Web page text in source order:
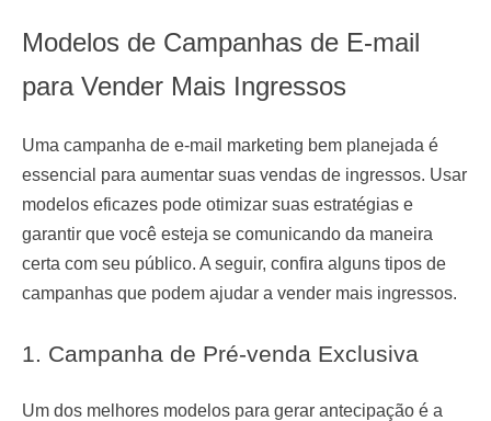
Modelos de Campanhas de E-mail
para Vender Mais Ingressos
Uma campanha de e-mail marketing bem planejada é
essencial para aumentar suas vendas de ingressos. Usar
modelos eficazes pode otimizar suas estratégias e
garantir que você esteja se comunicando da maneira
certa com seu público. A seguir, confira alguns tipos de
campanhas que podem ajudar a vender mais ingressos.
1. Campanha de Pré-venda Exclusiva
Um dos melhores modelos para gerar antecipação é a